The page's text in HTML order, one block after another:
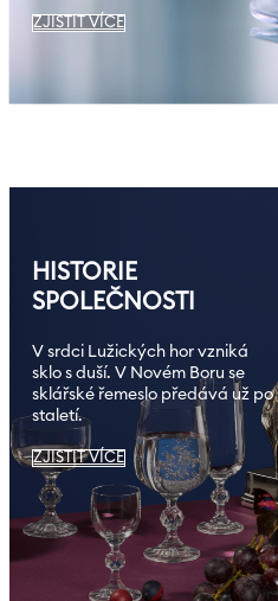
ZJISTIT VÍCE
HISTORIE
SPOLEČNOSTI
V srdci Lužických hor vzniká
sklo s duší. V Novém Boru se
sklářské řemeslo předává už po
staletí.
ZJISTIT VÍCE